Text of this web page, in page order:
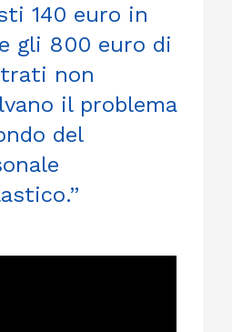
140 euro in
gli 800 euro di
non
il problema
del